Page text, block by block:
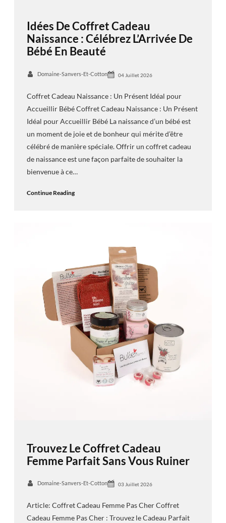
Idées De Coffret Cadeau
Naissance : Célébrez L’Arrivée De
Bébé En Beauté
Domaine-Sanvers-Et-Cotton 04 Juillet 2026
Coffret Cadeau Naissance : Un Présent Idéal pour
Accueillir Bébé Coffret Cadeau Naissance : Un Présent
Idéal pour Accueillir Bébé La naissance d’un bébé est
un moment de joie et de bonheur qui mérite d’être
célébré de manière spéciale. Offrir un coffret cadeau
de naissance est une façon parfaite de souhaiter la
bienvenue à ce…
Continue Reading
Trouvez Le Coffret Cadeau
Femme Parfait Sans Vous Ruiner
Domaine-Sanvers-Et-Cotton 03 Juillet 2026
Article: Coffret Cadeau Femme Pas Cher Coffret
Cadeau Femme Pas Cher : Trouvez le Cadeau Parfait